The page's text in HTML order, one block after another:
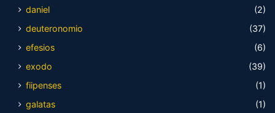
daniel
(2)
deuteronomio
(37)
efesios
(6)
exodo
(39)
fiipenses
(1)
galatas
(1)